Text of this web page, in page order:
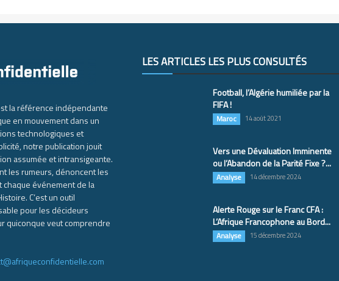
la référence indépendante
en mouvement dans un
technologiques et
notre publication jouit
assumée et intransigeante.
les rumeurs, dénoncent les
événement de la
C’est un outil
pour les décideurs
quiconque veut comprendre
LES ARTICLES LES PLUS CONSULTÉS
Football, l’Algérie humiliée par la
FIFA !
Maroc 14 août 2021
Vers une Dévaluation Imminente
ou l’Abandon de la Parité Fixe ?...
Analyse 14 décembre 2024
Alerte Rouge sur le Franc CFA :
L’Afrique Francophone au Bord...
Analyse 15 décembre 2024